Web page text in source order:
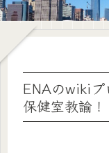
ENAのwikiプ
保健室教諭！